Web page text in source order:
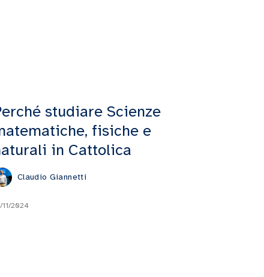
studiare Scienze
fisiche e
in Cattolica
Claudio Giannetti
11/2024